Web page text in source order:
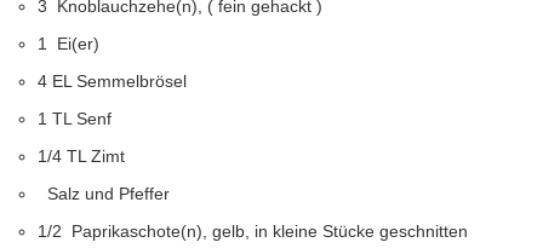
3 Knoblauchzehe(n), ( fein gehackt )
1 Ei(er)
4 EL Semmelbrösel
1 TL Senf
1/4 TL Zimt
Salz und Pfeffer
1/2 Paprikaschote(n), gelb, in kleine Stücke geschnitten